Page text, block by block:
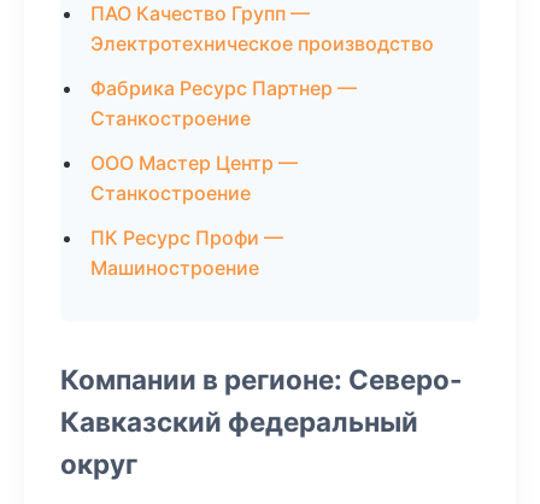
ПАО Качество Групп —
Электротехническое производство
Фабрика Ресурс Партнер —
Станкостроение
ООО Мастер Центр —
Станкостроение
ПК Ресурс Профи —
Машиностроение
Компании в регионе: Северо-
Кавказский федеральный
округ